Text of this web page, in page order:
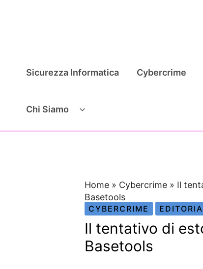
Sicurezza Informatica Cybercrime
Chi Siamo
Home » Cybercrime » Il
Basetools
CYBERCRIME
Il tentativo di
Basetools